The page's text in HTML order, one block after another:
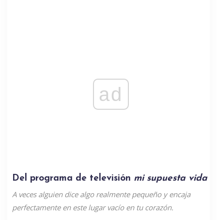
ad
Del programa de televisión mi supuesta vida
A veces alguien dice algo realmente pequeño y encaja
perfectamente en este lugar vacío en tu corazón.